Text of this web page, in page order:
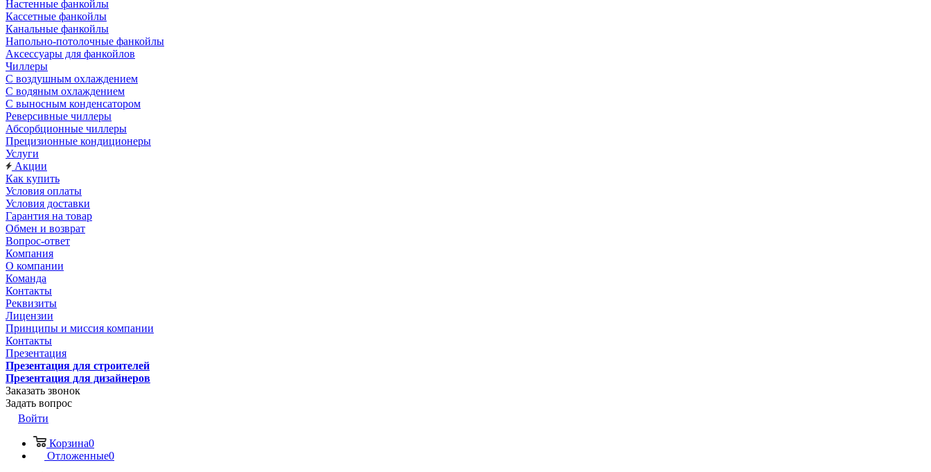
Настенные фанкойлы
Кассетные фанкойлы
Канальные фанкойлы
Напольно-потолочные фанкойлы
Аксессуары для фанкойлов
Чиллеры
С воздушным охлаждением
С водяным охлаждением
С выносным конденсатором
Реверсивные чиллеры
Абсорбционные чиллеры
Прецизионные кондиционеры
Услуги
Акции
Как купить
Условия оплаты
Условия доставки
Гарантия на товар
Обмен и возврат
Вопрос-ответ
Компания
О компании
Команда
Контакты
Реквизиты
Лицензии
Принципы и миссия компании
Контакты
Презентация
Презентация для строителей
Презентация для дизайнеров
Заказать звонок
Задать вопрос
Войти
Корзина0
Отложенные0